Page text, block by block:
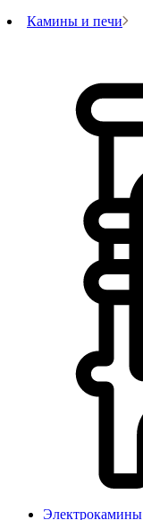
Камины и печи
Электрокамины